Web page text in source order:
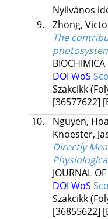
Nyilvános
9.
Zhong,
The
BIOCHIMICA
DOI WoS
Szakcikk
[36577622]
10.
Nguyen,
Knoester,
Directly
JOURNAL
DOI WoS
Szakcikk
[36855622]